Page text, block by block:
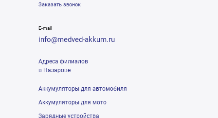
Заказать звонок
E-mail
info@medved-akkum.ru
Адреса филиалов
в Назарове
Аккумуляторы для автомобиля
Аккумуляторы для мото
Зарядные устройства